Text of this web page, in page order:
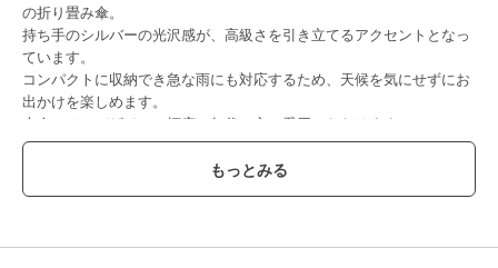
の折り畳み傘。
持ち手のシルバーの光沢感が、高級さを引き立てるアクセントとなっ
ています。
コンパクトに収納でき急な雨にも対応するため、天候を気にせずにお
出かけを楽しめます。
大人っぽいデザインで幅広い年代の方に愛用いただけます。
・一級遮光：遮光率99.99%以上で夏の強く眩しい日差しから守りま